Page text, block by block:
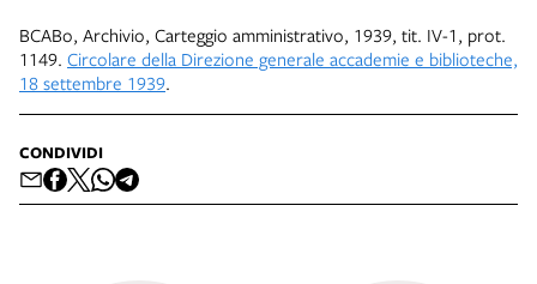
BCABo, Archivio, Carteggio amministrativo, 1939, tit. IV-1, prot.
1149. Circolare della Direzione generale accademie e biblioteche,
18 settembre 1939.
CONDIVIDI